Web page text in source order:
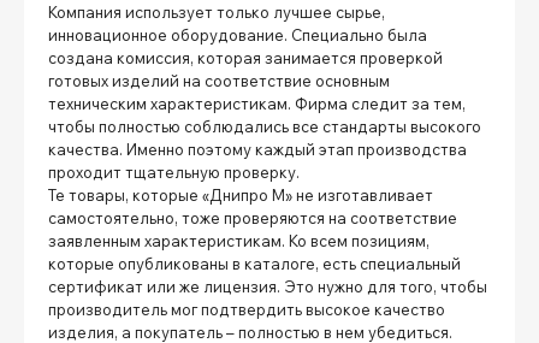
Компания использует только лучшее сырье,
инновационное оборудование. Специально была
создана комиссия, которая занимается проверкой
готовых изделий на соответствие основным
техническим характеристикам. Фирма следит за тем,
чтобы полностью соблюдались все стандарты высокого
качества. Именно поэтому каждый этап производства
проходит тщательную проверку.
Те товары, которые «Днипро М» не изготавливает
самостоятельно, тоже проверяются на соответствие
заявленным характеристикам. Ко всем позициям,
которые опубликованы в каталоге, есть специальный
сертификат или же лицензия. Это нужно для того, чтобы
производитель мог подтвердить высокое качество
изделия, а покупатель – полностью в нем убедиться.